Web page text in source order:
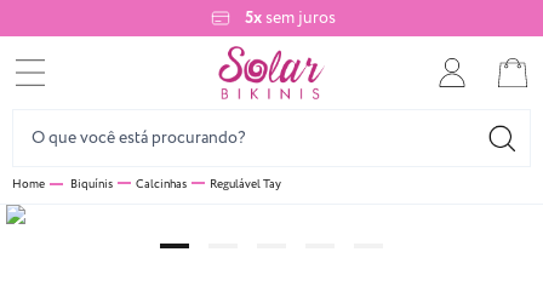
5xsem juros
Biquínis Calcinhas Regulável Tay